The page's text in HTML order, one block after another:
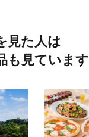
見た人は
も見ています